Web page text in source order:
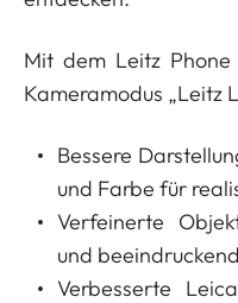
Mit dem Leitz
Kameramodus „Leitz
Bessere
und Farbe für
Verfeinerte
und
Verbesserte